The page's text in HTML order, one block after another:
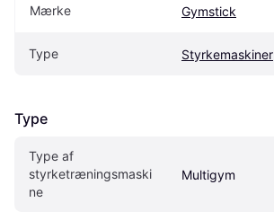
Mærke Gymstick
Type Styrkemaskiner
Type
Type af
styrketræningsmaski
ne
Multigym